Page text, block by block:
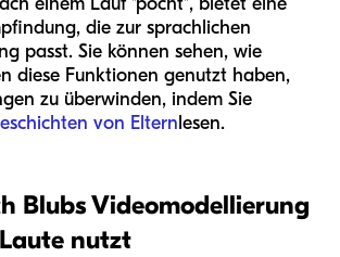
die zur sprachlichen
passt. Sie können sehen, wie
diese Funktionen genutzt haben,
zu überwinden, indem Sie
von Elternlesen.
Blubs Videomodellierung
nutzt